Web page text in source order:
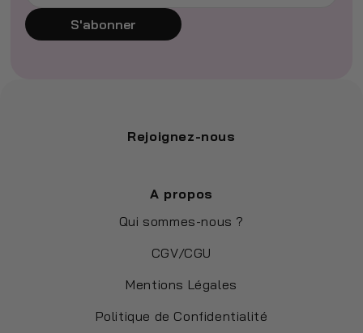
S'abonner
Rejoignez-nous
A propos
Qui sommes-nous ?
CGV/CGU
Mentions Légales
Politique de Confidentialité